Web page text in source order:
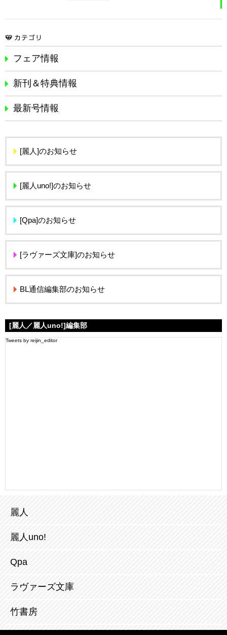
フェア情報
新刊＆特典情報
最新号情報
[麗人]のお知らせ
[麗人uno!]のお知らせ
[Qpa]のお知らせ
[ラヴァーズ文庫]のお知らせ
BL通信編集部のお知らせ
[麗人／麗人uno!]編集部
Tweets by reijin_editor
麗人
麗人uno!
Qpa
ラヴァーズ文庫
竹書房